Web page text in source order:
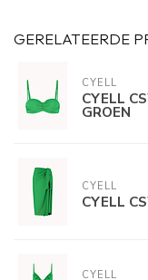
GERELATEERDE
CYELL
CYELL
GROEN
CYELL
CYELL
CYELL